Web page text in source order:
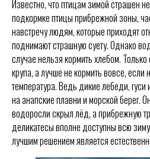
Известно, что птицам зимой страшен
подкормке птицы прибрежной зоны,
навстречу людям, которые приходят
поднимают страшную суету. Однако
случае нельзя кормить хлебом.
крупа, а лучше не кормить вовсе, если
температура. Ведь дикие лебеди, гуси
на анапские плавни и морской берег.
водоросли скрыл лёд, а прибрежную
деликатесы вполне доступны всю
лучшим решением является